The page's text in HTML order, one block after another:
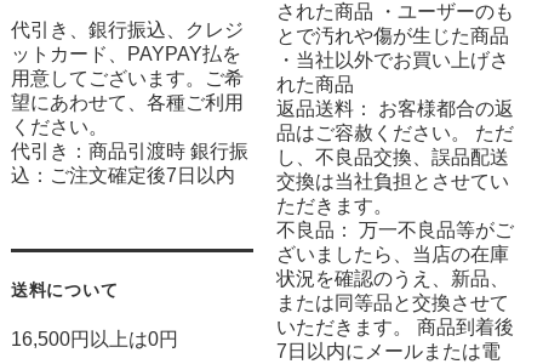
代引き、銀行振込、クレジ
ットカード、PAYPAY払を
用意してございます。ご希
望にあわせて、各種ご利用
ください。
代引き：商品引渡時 銀行振
込：ご注文確定後7日以内
送料について
16,500円以上は0円
された商品 ・ユーザーのも
とで汚れや傷が生じた商品
・当社以外でお買い上げさ
れた商品
返品送料： お客様都合の返
品はご容赦ください。 ただ
し、不良品交換、誤品配送
交換は当社負担とさせてい
ただきます。
不良品： 万一不良品等がご
ざいましたら、当店の在庫
状況を確認のうえ、新品、
または同等品と交換させて
いただきます。 商品到着後
7日以内にメールまたは電